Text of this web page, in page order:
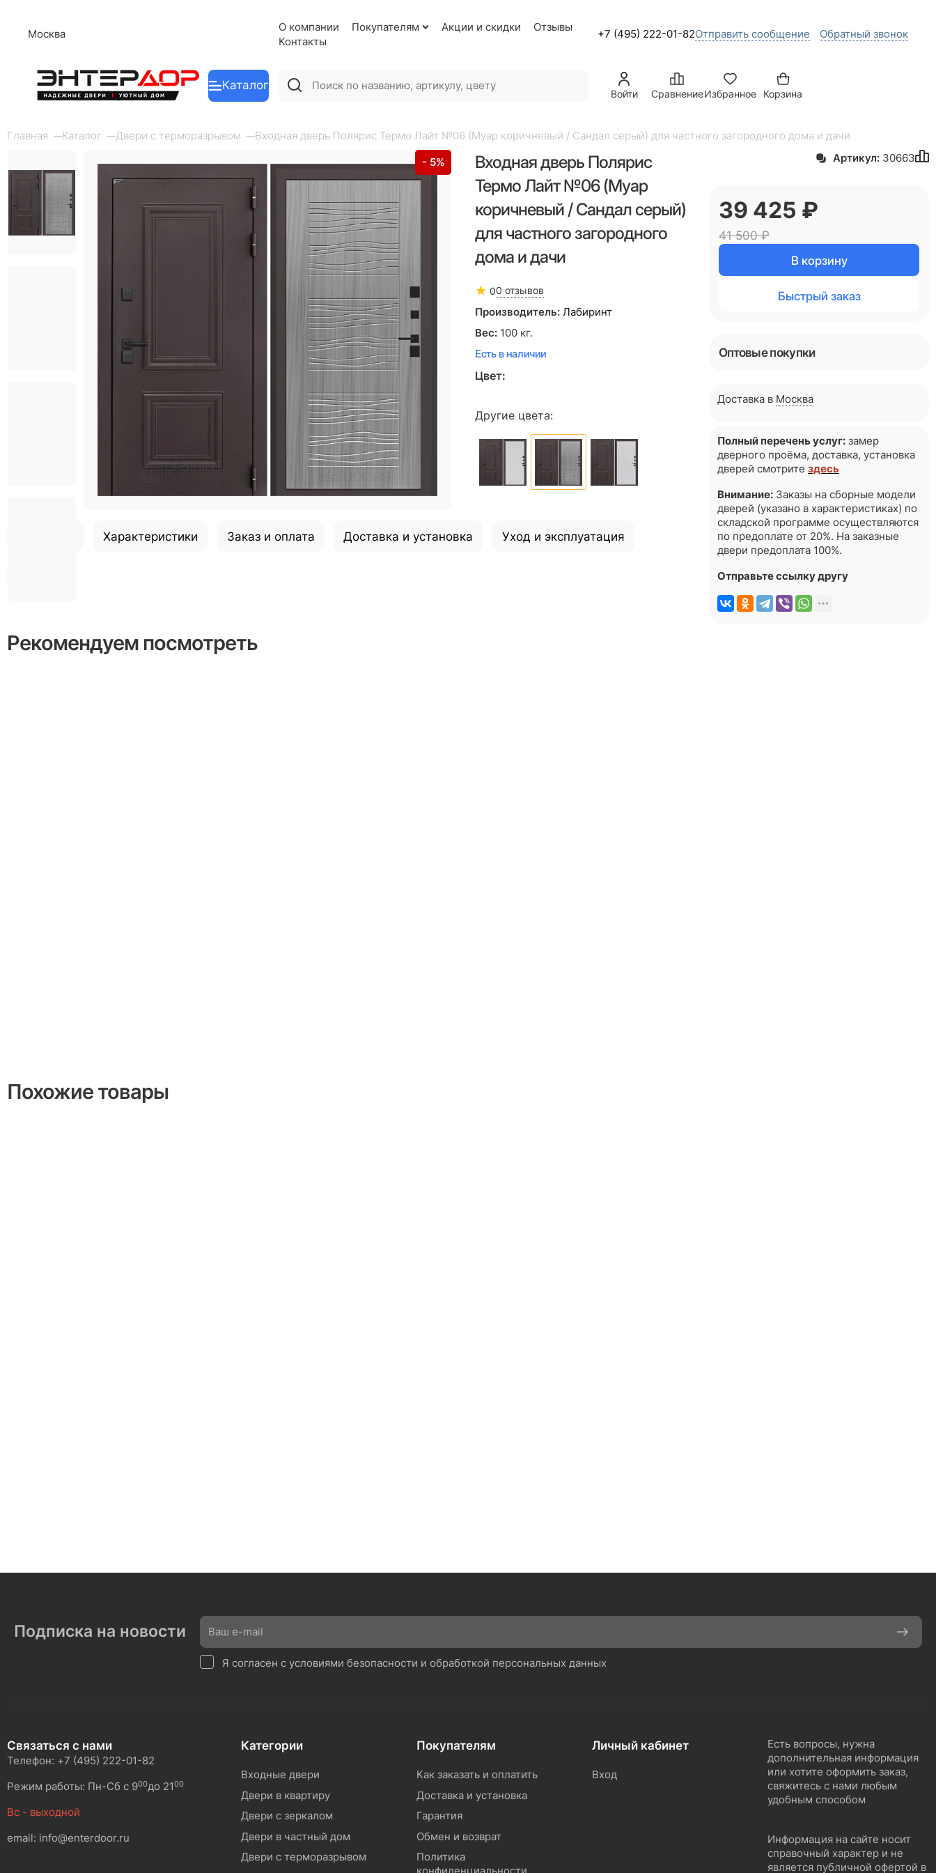
Москва
О компании Покупателям Акции и скидки
Отзывы
Контакты
+7 (495) 222-01-82Отправить сообщение Обратный звонок
Каталог
Войти СравнениеИзбранное Корзина
Главная Каталог Двери с терморазрывом Входная дверь Полярис Термо Лайт №06 (Муар коричневый / Сандал серый) для частного загородного дома и дачи
- 5%
Входная дверь Полярис
Термо Лайт №06 (Муар
коричневый / Сандал серый)
для частного загородного
дома и дачи
00 отзывов
Производитель: Лабиринт
Вес: 100 кг.
Есть в наличии
Цвет:
Другие цвета:
Характеристики Заказ и оплата Доставка и установка Уход и эксплуатация
Рекомендуем посмотреть
Похожие товары
Артикул: 30663
41 500 ₽
39 425 ₽
В корзину
Быстрый заказ
Оптовые покупки
Доставка в Москва
Полный перечень услуг: замер
дверного проёма, доставка, установка
дверей смотрите здесь
Внимание: Заказы на сборные модели
дверей (указано в характеристиках) по
складской программе осуществляются
по предоплате от 20%. На заказные
двери предоплата 100%.
Отправьте ссылку другу
Подписка на новости
Я согласен с условиями безопасности и обработкой персональных данных
Связаться с нами
Телефон: +7 (495) 222-01-82
Режим работы: Пн-Сб с 900до 21 00
Вс - выходной
email: info@enterdoor.ru
Категории
Входные двери
Двери в квартиру
Двери с зеркалом
Двери в частный дом
Двери с терморазрывом
Покупателям
Как заказать и оплатить
Доставка и установка
Гарантия
Обмен и возврат
Политика
Личный кабинет
Вход
Есть вопросы, нужна
дополнительная информация
или хотите оформить заказ,
свяжитесь с нами любым
удобным способом
Информация на сайте носит
справочный характер и не
является публичной офертой в